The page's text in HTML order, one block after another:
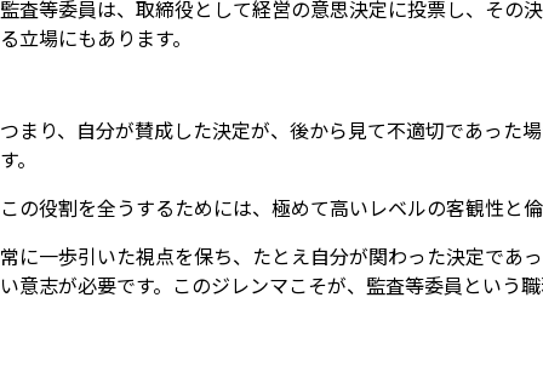
監査等委員は、取締役として経営の意思決定に投票し、その
る立場にもあります。
つまり、自分が賛成した決定が、後から見て不適切であった
す。
この役割を全うするためには、極めて高いレベルの客観性と
常に一歩引いた視点を保ち、たとえ自分が関わった決定であ
い意志が必要です。このジレンマこそが、監査等委員という